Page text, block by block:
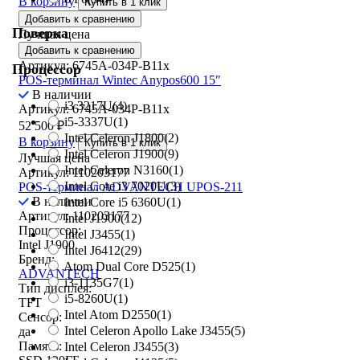
Поверка
Процессор
i3 3217U(4)
i5-3337U(1)
Intel Celeron J1800(2)
Intel Celeron J1900(9)
Intel Celeron N3160(1)
Intel Core i3 7020U(3)
Intel Core i5 6360U(1)
Intel J1900(12)
Intel J3455(1)
Intel J6412(29)
Atom Dual Core D525(1)
i3-1135G7(1)
i5-8260U(1)
Intel Atom D2550(1)
Intel Celeron Apollo Lake J3455(5)
Intel Celeron J3455(3)
Добавить к сравнению
Лучшая цена
Добавить к сравнению
Артикул: 6745A-034P-B11x
POS-терминал Wintec Anypos600 15″
В наличии
Артикул: 6745A-034P-B11x
52 500₽
В корзину
Купить в 1 клик
Лучшая цена
Артикул: 110203177
POS-терминал ADVANTECH UPOS-211
В наличии
Артикул: 110203177
Процессор:
Intel J1900
Бренд:
ADVANTECH
Тип дисплея:
TFT
Сенсор:
да
Память: